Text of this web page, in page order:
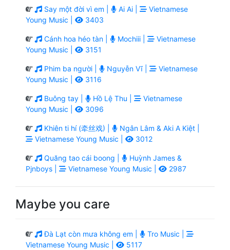
Say một đời vì em | Ai Ai |
Vietnamese
Young Music |
3403
Cánh hoa héo tàn | Mochiii |
Vietnamese
Young Music |
3151
Phim ba người | Nguyễn Vĩ |
Vietnamese
Young Music |
3116
Buông tay | Hồ Lệ Thu |
Vietnamese
Young Music |
3096
Khiên ti hí (牵丝戏) |
Ngân Lâm & Aki A Kiệt |
Vietnamese Young Music |
3012
Quăng tao cái boong |
Huỳnh James &
Pjnboys |
Vietnamese Young Music | 2987
Maybe you care
Đà Lạt còn mưa không em |
Tro Music |
Vietnamese Young Music |
5117